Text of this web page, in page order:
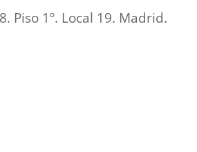
Piso 1º. Local 19. Madrid.